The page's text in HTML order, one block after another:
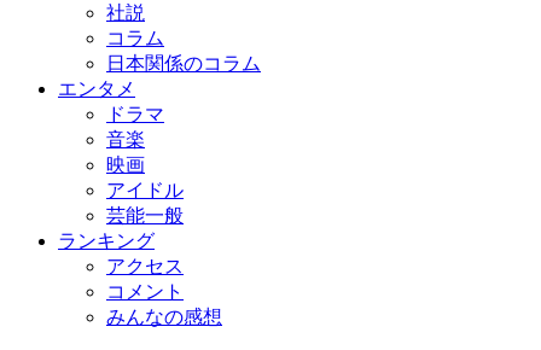
社説
コラム
日本関係のコラム
エンタメ
ドラマ
音楽
映画
アイドル
芸能一般
ランキング
アクセス
コメント
みんなの感想